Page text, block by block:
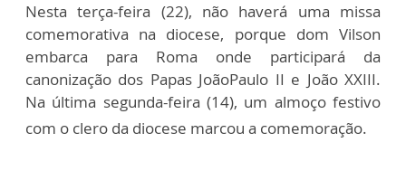
Nesta terça-feira (22), não haverá uma missa
comemorativa na diocese, porque dom Vilson
embarca para Roma onde participará da
canonização dos Papas JoãoPaulo II e João XXIII.
Na última segunda-feira (14), um almoço festivo
com o clero da diocese marcou a comemoração.